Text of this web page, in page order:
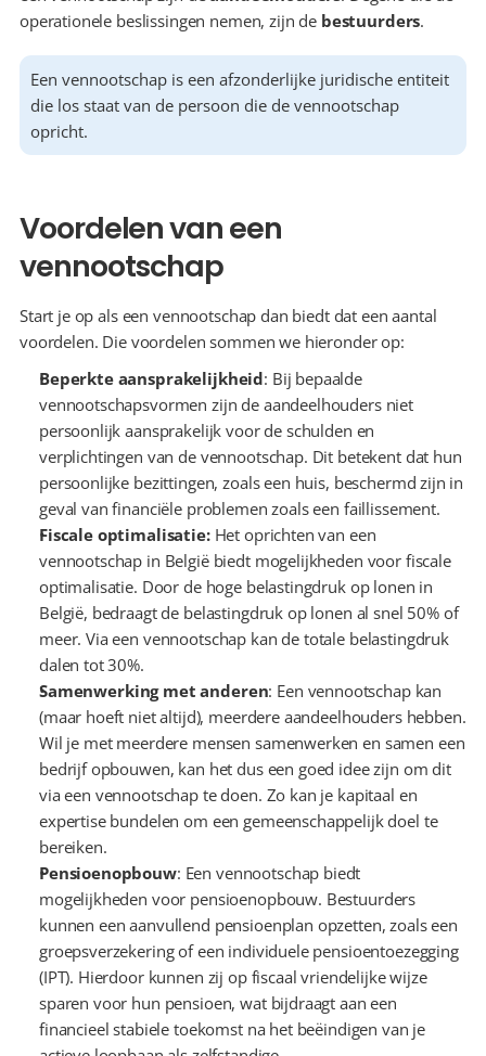
operationele beslissingen nemen, zijn de bestuurders.
Een vennootschap is een afzonderlijke juridische entiteit
die los staat van de persoon die de vennootschap
opricht.
Voordelen van een
vennootschap
Start je op als een vennootschap dan biedt dat een aantal
voordelen. Die voordelen sommen we hieronder op:
Beperkte aansprakelijkheid: Bij bepaalde
vennootschapsvormen zijn de aandeelhouders niet
persoonlijk aansprakelijk voor de schulden en
verplichtingen van de vennootschap. Dit betekent dat hun
persoonlijke bezittingen, zoals een huis, beschermd zijn in
geval van financiële problemen zoals een faillissement.
Fiscale optimalisatie: Het oprichten van een
vennootschap in België biedt mogelijkheden voor fiscale
optimalisatie. Door de hoge belastingdruk op lonen in
België, bedraagt de belastingdruk op lonen al snel 50% of
meer. Via een vennootschap kan de totale belastingdruk
dalen tot 30%.
Samenwerking met anderen: Een vennootschap kan
(maar hoeft niet altijd), meerdere aandeelhouders hebben.
Wil je met meerdere mensen samenwerken en samen een
bedrijf opbouwen, kan het dus een goed idee zijn om dit
via een vennootschap te doen. Zo kan je kapitaal en
expertise bundelen om een gemeenschappelijk doel te
bereiken.
Pensioenopbouw: Een vennootschap biedt
mogelijkheden voor pensioenopbouw. Bestuurders
kunnen een aanvullend pensioenplan opzetten, zoals een
groepsverzekering of een individuele pensioentoezegging
(IPT). Hierdoor kunnen zij op fiscaal vriendelijke wijze
sparen voor hun pensioen, wat bijdraagt aan een
financieel stabiele toekomst na het beëindigen van je